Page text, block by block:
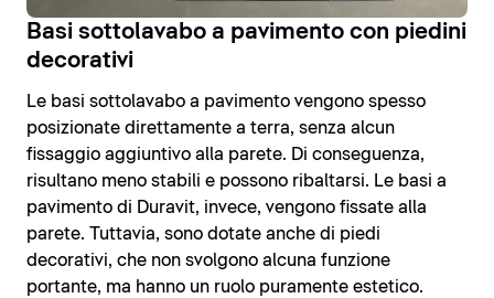
Basi sottolavabo a pavimento con piedini
decorativi
Le basi sottolavabo a pavimento vengono spesso
posizionate direttamente a terra, senza alcun
fissaggio aggiuntivo alla parete. Di conseguenza,
risultano meno stabili e possono ribaltarsi. Le basi a
pavimento di Duravit, invece, vengono fissate alla
parete. Tuttavia, sono dotate anche di piedi
decorativi, che non svolgono alcuna funzione
portante, ma hanno un ruolo puramente estetico.